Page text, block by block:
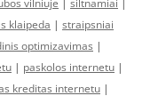
klaipeda | straipsniai
optimizavimas |
| paskolos internetu |
kreditas internetu |